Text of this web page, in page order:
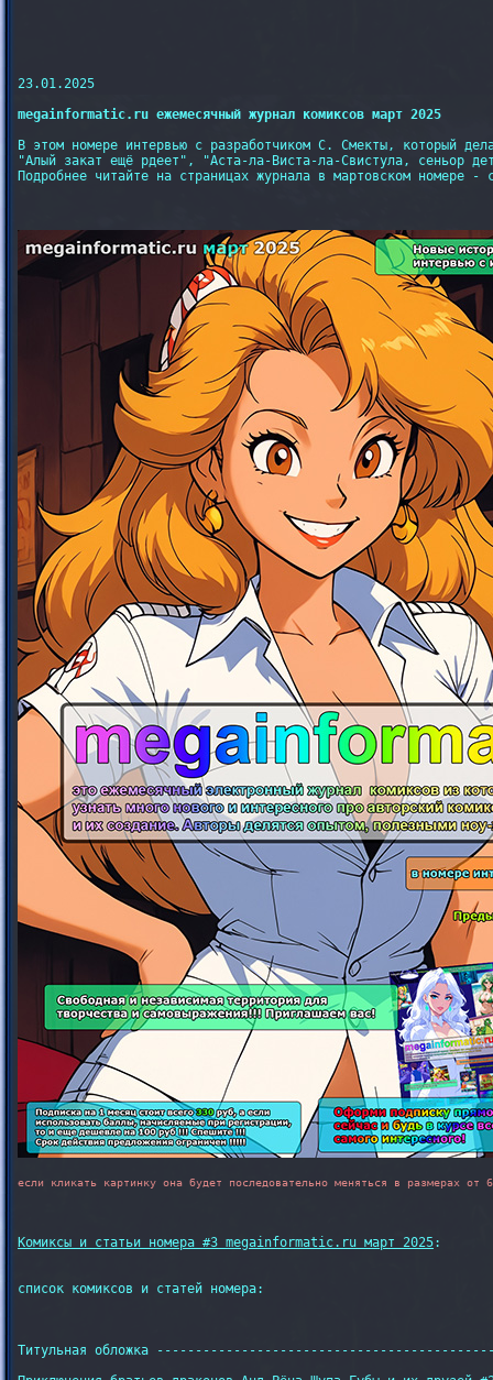
23.01.2025
megainformatic.ru ежемесячный журнал комиксов март 2025
В этом номере интервью с разработчиком С. Смекты, который
"Алый закат ещё рдеет", "Аста-ла-Виста-ла-Свистула, сеньор
Подробнее читайте на страницах журнала в мартовском номере -
если кликать картинку она будет последовательно меняться в размерах от
Комиксы и статьи номера #3 megainformatic.ru март 2025:
список комиксов и статей номера:
Титульная обложка